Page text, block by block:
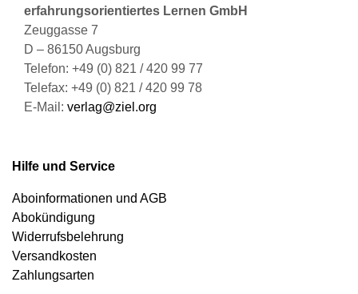
erfahrungsorientiertes Lernen GmbH
Zeuggasse 7
D – 86150 Augsburg
Telefon: +49 (0) 821 / 420 99 77
Telefax: +49 (0) 821 / 420 99 78
E-Mail: verlag@ziel.org
Hilfe und Service
Aboinformationen und AGB
Abokündigung
Widerrufsbelehrung
Versandkosten
Zahlungsarten